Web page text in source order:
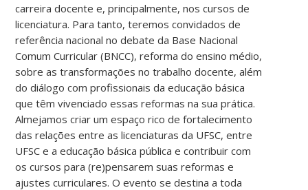
carreira docente e, principalmente, nos cursos de
licenciatura. Para tanto, teremos convidados de
referência nacional no debate da Base Nacional
Comum Curricular (BNCC), reforma do ensino médio,
sobre as transformações no trabalho docente, além
do diálogo com profissionais da educação básica
que têm vivenciado essas reformas na sua prática.
Almejamos criar um espaço rico de fortalecimento
das relações entre as licenciaturas da UFSC, entre
UFSC e a educação básica pública e contribuir com
os cursos para (re)pensarem suas reformas e
ajustes curriculares. O evento se destina a toda